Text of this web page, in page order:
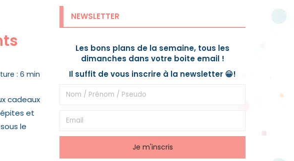
: 6 min
cadeaux
et
le
NEWSLETTER
Les bons plans de la semaine, tous les
dimanches dans votre boite email !
Il suffit de vous inscrire à la newsletter 😀!